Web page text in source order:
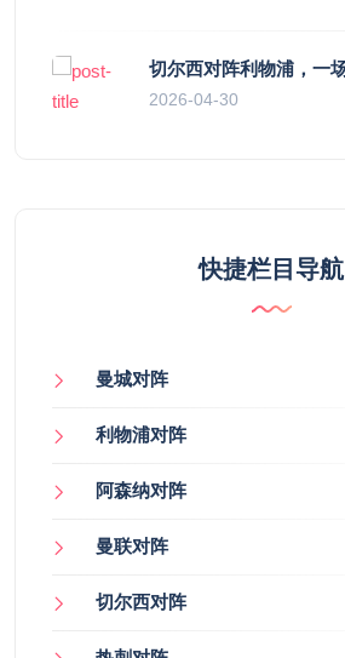
2026-04-30
快捷栏目导航
曼城对阵
利物浦对阵
阿森纳对阵
曼联对阵
切尔西对阵